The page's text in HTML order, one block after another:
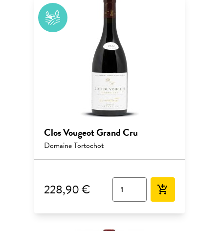
Clos Vougeot Grand Cru
Domaine Tortochot
228,90 € add_shopping_cart